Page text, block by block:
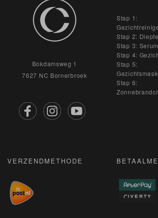
Bokdamsweg 1
7627 NC Bornerbroek
Stap 1:
Stap 2:
Stap 3:
Stap 4:
Stap 5:
Stap 6:
VERZENDMETHODE